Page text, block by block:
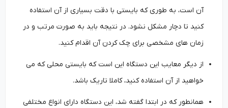
آن است، به طوری که بایستی با دقت بسیاری از آن استفاده
کنید تا دچار مشکل نشود. در نتیجه باید به صورت مرتب و در
زمان های مشخصی برای چک کردن آن اقدام کنید.
از دیگر معایب این دستگاه این است که بایستی محلی که می
خواهید از آن استفاده کنید، کاملا تاریک باشد.
همانطور که در ابتدا گفته شد، این دستگاه دارای انواع مختلفی